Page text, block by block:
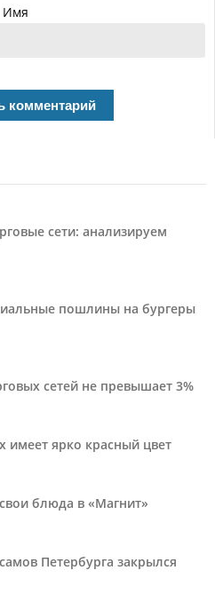
Имя
сети: анализируем
пошлины на бургеры
сетей не превышает 3%
имеет ярко красный цвет
блюда в «Магнит»
Петербурга закрылся